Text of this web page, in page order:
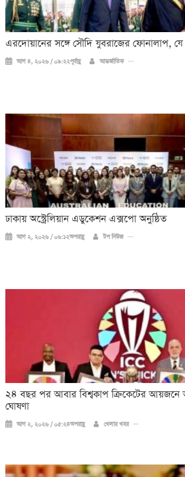
এরদোয়ানের সঙ্গে সৌদি যুবরাজের ফোনালাপ,
আগ ৪, ২০২৬ / ০৯:২২পূর্বাহ্ণ আন্তর্জাতিক
ঢাকায় অস্ট্রেলিয়ান এডুকেশন এক্সপো অনুষ্ঠিত
আগ ২, ২০২৬ / ০৬:১২অপরাহ্ণ টপ নিউজ
২৪ বছর পর আবার বিশ্বকাপ ক্রিকে‌টের আয়জনে
ঘোষণা
আগ ২, ২০২৬ / ০৫:২৪অপরাহ্ণ খেলার খবর